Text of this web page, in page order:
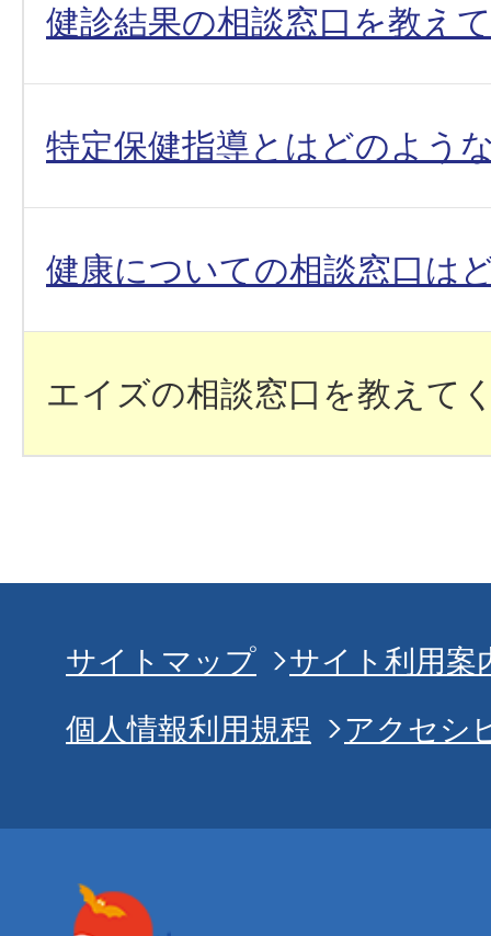
健診結果の相談窓口を教え
特定保健指導とはどのよう
健康についての相談窓口は
エイズの相談窓口を教えて
サイトマップ
サイト利用案
個人情報利用規程
アクセシ